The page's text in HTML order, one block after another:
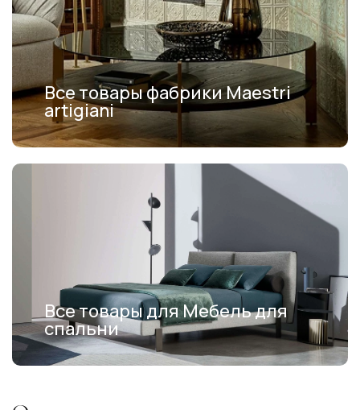
Все товары фабрики Maestri
artigiani
Все товары для Мебель для
спальни